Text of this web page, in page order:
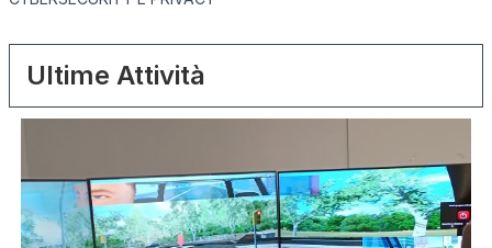
Ultime Attività